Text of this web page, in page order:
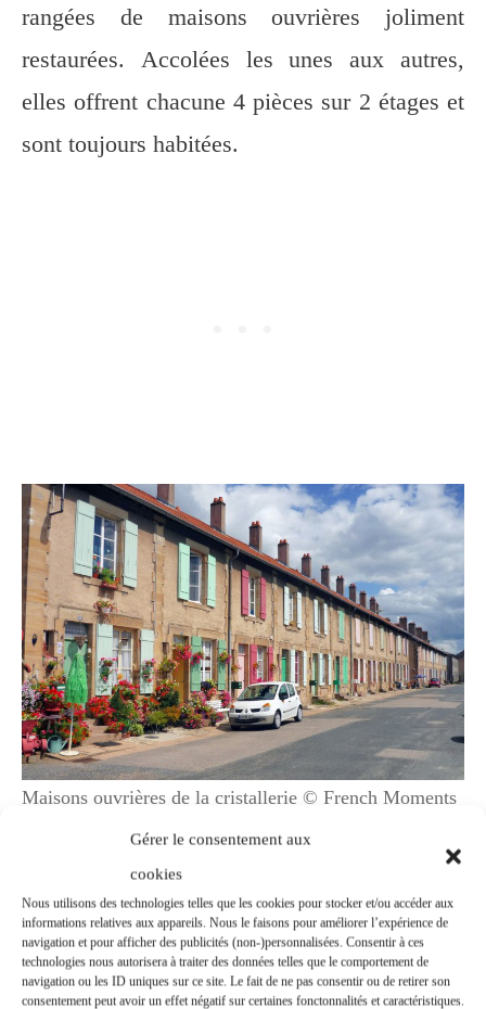
Gérer le consentement aux
cookies
Nous utilisons des technologies telles que les cookies pour stocker et/ou accéder aux
informations relatives aux appareils. Nous le faisons pour améliorer l’expérience de
navigation et pour afficher des publicités (non-)personnalisées. Consentir à ces
technologies nous autorisera à traiter des données telles que le comportement de
navigation ou les ID uniques sur ce site. Le fait de ne pas consentir ou de retirer son
consentement peut avoir un effet négatif sur certaines fonctonnalités et caractéristiques.
rangées de maisons ouvrières joliment
restaurées. Accolées les unes aux autres,
elles offrent chacune 4 pièces sur 2 étages et
sont toujours habitées.
Maisons ouvrières de la cristallerie © French Moments
la façade
monumentaledu bâtiment abritant les
ateliers.